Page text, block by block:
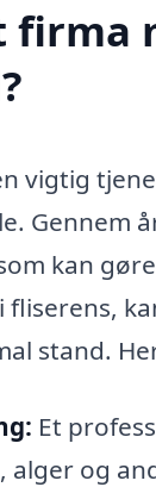
firma
vigtig
Gennem
kan
fliserens,
stand.
Et
alger og